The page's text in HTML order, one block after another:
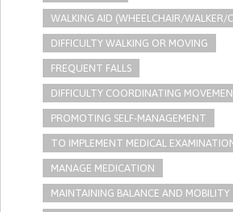
WALKING AID (WHEELCHAIR/WALKER/
DIFFICULTY WALKING OR MOVING
FREQUENT FALLS
DIFFICULTY COORDINATING
PROMOTING SELF-MANAGEMENT
TO IMPLEMENT MEDICAL
MANAGE MEDICATION
MAINTAINING BALANCE AND MOBILITY